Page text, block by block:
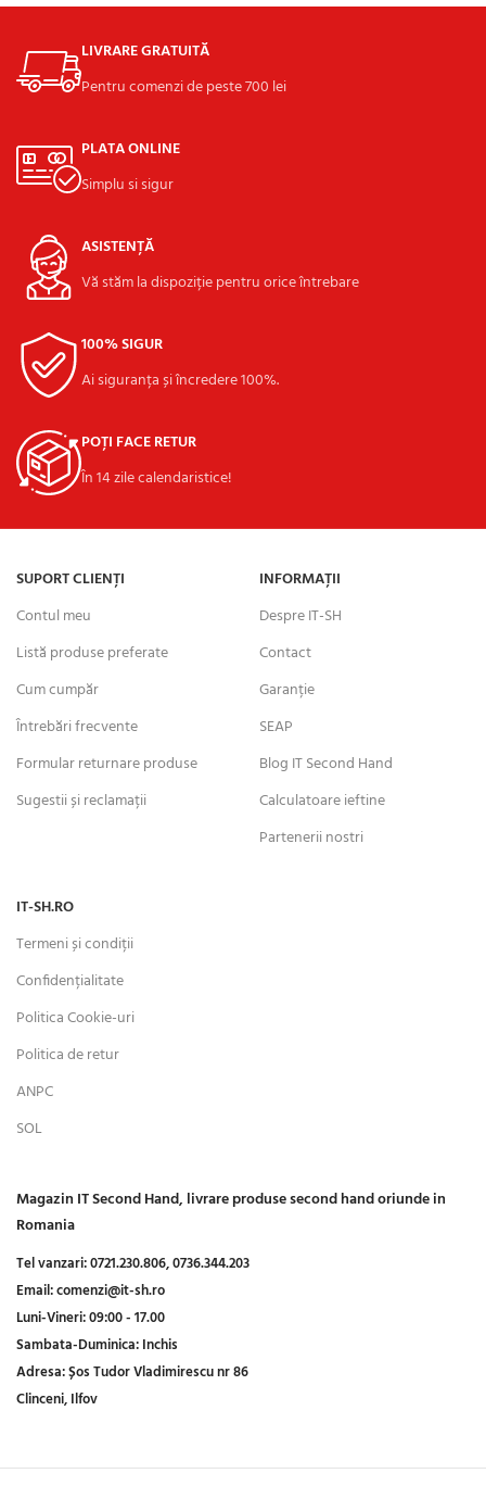
LIVRARE GRATUITĂ
Pentru comenzi de peste 700 lei
PLATA ONLINE
Simplu si sigur
ASISTENȚĂ
Vă stăm la dispoziție pentru orice întrebare
100% SIGUR
Ai siguranța și încredere 100%.
POȚI FACE RETUR
În 14 zile calendaristice!
SUPORT CLIENȚI
Contul meu
Listă produse preferate
Cum cumpăr
Întrebări frecvente
Formular returnare produse
Sugestii și reclamații
INFORMAȚII
Despre IT-SH
Contact
Garanție
SEAP
Blog IT Second Hand
Calculatoare ieftine
Partenerii nostri
IT-SH.RO
Termeni și condiții
Confidențialitate
Politica Cookie-uri
Politica de retur
ANPC
SOL
Magazin IT Second Hand, livrare produse second hand oriunde in
Romania
Tel vanzari:0721.230.806,0736.344.203
Email:comenzi@it-sh.ro
Luni-Vineri:09:00 - 17.00
Sambata-Duminica:Inchis
Adresa:Șos Tudor Vladimirescu nr 86
Clinceni, Ilfov